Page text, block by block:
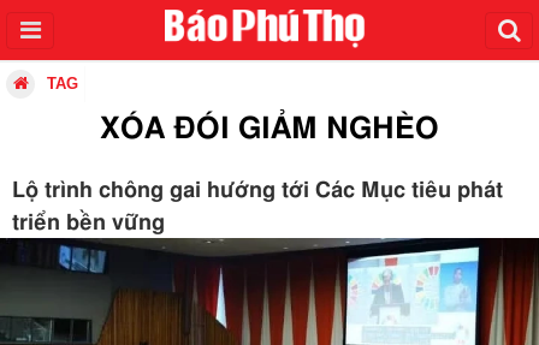
TAG
XÓA ĐÓI GIẢM NGHÈO
Lộ trình chông gai hướng tới Các Mục tiêu phát
triển bền vững